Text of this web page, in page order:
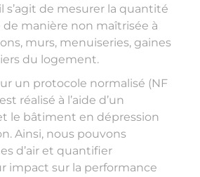
s’agit de mesurer la quantité
de manière non maîtrisée à
murs, menuiseries, gaines
du logement.
un protocole normalisé (NF
réalisé à l’aide d’un
le bâtiment en dépression
Ainsi, nous pouvons
d’air et quantifier
impact sur la performance